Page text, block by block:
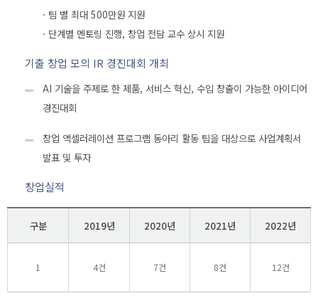
· 팀 별 최대 500만원 지원
· 단계별 멘토링 진행, 창업 전담 교수 상시 지원
기출 창업 모의 IR 경진대회 개최
AI 기술을 주제로 한 제품, 서비스 혁신, 수입 창출이 가능한 아이디어
경진대회
창업 액셀러레이션 프로그램 동아리 활동 팀을 대상으로 사업계획서
발표 및 투자
창업실적
구분 2019년 2020년 2021년 2022년
1 4건 7건 8건 12건